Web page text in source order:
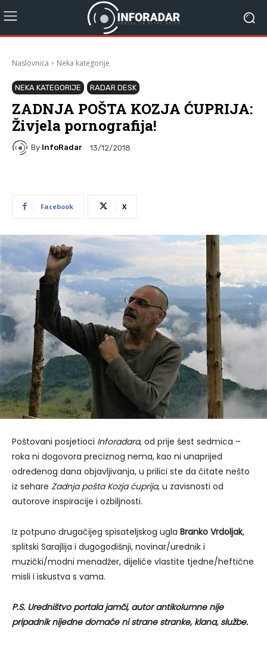
Naslovnica Neka kategorije
NEKA KATEGORIJE RADAR DESK
ZADNJA POŠTA KOZJA ĆUPRIJA:
Živjela pornografija!
By InfoRadar 13/12/2018
Facebook X
Poštovani posjetioci Inforadara, od prije šest sedmica –
roka ni dogovora preciznog nema, kao ni unaprijed
određenog dana objavljivanja, u prilici ste da čitate nešto
iz sehare Zadnja pošta Kozja ćuprija, u zavisnosti od
autorove inspiracije i ozbiljnosti.
Iz potpuno drugačijeg spisateljskog ugla Branko Vrdoljak,
splitski Sarajlija i dugogodišnji, novinar/urednik i
muzički/modni menadžer, dijeliće vlastite tjedne/heftične
misli i iskustva s vama.
P.S. Uredništvo portala jamči, autor antikolumne nije
pripadnik nijedne domaće ni strane stranke, klana, službe.